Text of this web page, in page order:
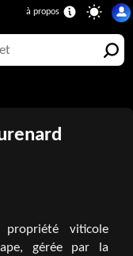
viticole
gérée par la